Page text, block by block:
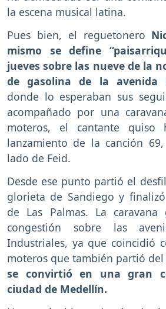
la escena musical latina.
Pues bien, el reguetonero
mismo se define
jueves sobre las nueve de la
de gasolina de la avenida
donde lo esperaban sus
acompañado por una
moteros, el cantante quiso
lanzamiento de la canción
lado de Feid.
Desde ese punto partió el
glorieta de Sandiego y
de Las Palmas. La
congestión sobre las
Industriales, ya que coincidió
moteros que también partió del
se convirtió en una gran
ciudad de Medellín.